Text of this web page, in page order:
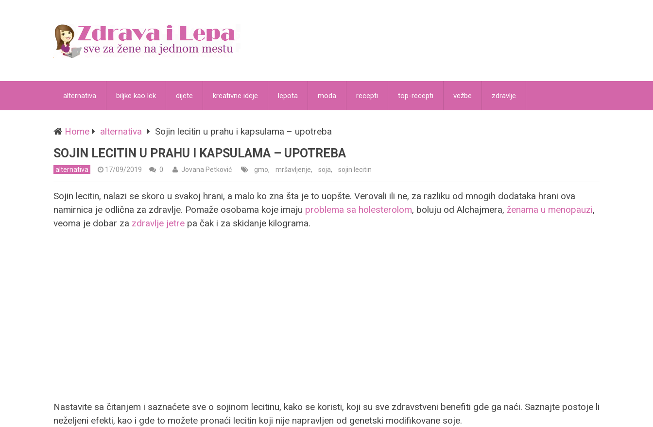
alternativa biljke kao lek dijete kreativne ideje lepota moda recepti top-recepti vežbe zdravlje
Home alternativa Sojin lecitin u prahu i kapsulama – upotreba
SOJIN LECITIN U PRAHU I KAPSULAMA – UPOTREBA
alternativa 17/09/2019 0 Jovana Petković gmo, mršavljenje, soja, sojin lecitin
Sojin lecitin, nalazi se skoro u svakoj hrani, a malo ko zna šta je to uopšte. Verovali ili ne, za razliku od mnogih dodataka hrani ova
namirnica je odlična za zdravlje. Pomaže osobama koje imaju problema sa holesterolom, boluju od Alchajmera, ženama u menopauzi,
veoma je dobar za zdravlje jetre pa čak i za skidanje kilograma.
Nastavite sa čitanjem i saznaćete sve o sojinom lecitinu, kako se koristi, koji su sve zdravstveni benefiti gde ga naći. Saznajte postoje li
neželjeni efekti, kao i gde to možete pronaći lecitin koji nije napravljen od genetski modifikovane soje.